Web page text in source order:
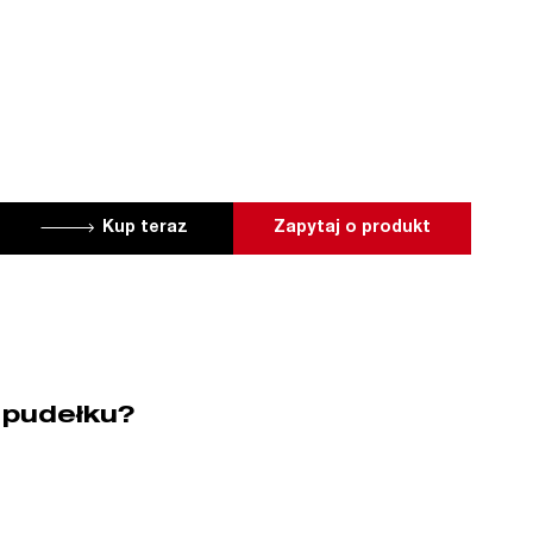
Zapytaj o produkt
Kup teraz